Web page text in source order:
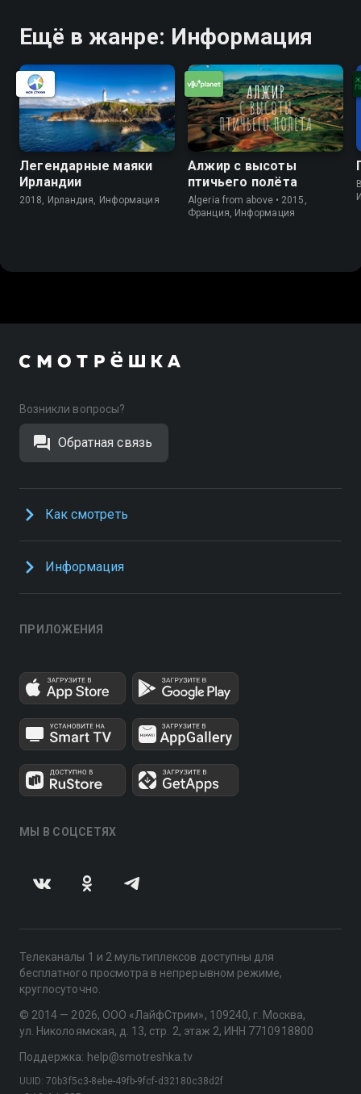
Ещё в жанре: Информация
Легендарные маяки
Ирландии
2018, Ирландия, Информация
Алжир с высоты
птичьего полёта
Algeria from above • 2015,
Франция, Информация
Возникли вопросы?
Обратная связь
Как смотреть
Информация
ПРИЛОЖЕНИЯ
МЫ В СОЦСЕТЯХ
Телеканалы 1 и 2 мультиплексов доступны для
бесплатного просмотра в непрерывном режиме,
круглосуточно.
© 2014 — 2026, ООО «ЛайфСтрим», 109240, г. Москва,
ул. Николоямская, д. 13, стр. 2, этаж 2, ИНН 7710918800
Поддержка: help@smotreshka.tv
UUID: 70b3f5c3-8ebe-49fb-9fcf-d32180c38d2f